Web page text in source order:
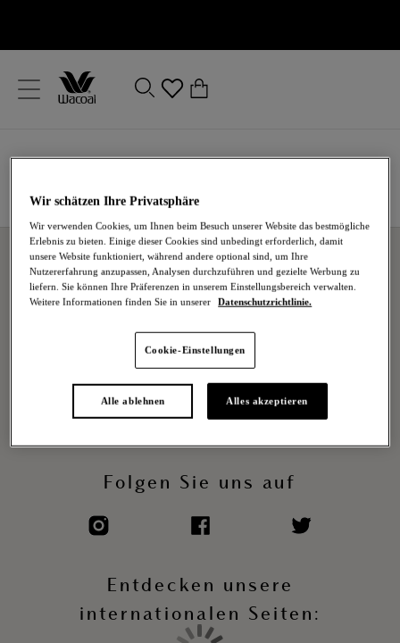
Schließen
Ihr Land
Bleiben Sie auf dem Laufenden
Melden Sie sich unten an, um E-Mails von Wacoal &
Erfahren Sie als Erster von unseren Neuzugängen,
exklusiven Wettbewerben und vielem mehr
ANMELDEN
Folgen Sie uns auf
Entdecken unsere
internationalen Seiten:
Wir schätzen Ihre Privatsphäre
Wir verwenden Cookies, um Ihnen beim Besuch unserer Website das bestmögliche
Erlebnis zu bieten. Einige dieser Cookies sind unbedingt erforderlich, damit
unsere Website funktioniert, während andere optional sind, um Ihre
Nutzererfahrung anzupassen, Analysen durchzuführen und gezielte Werbung zu
liefern. Sie können Ihre Präferenzen in unserem Einstellungsbereich verwalten.
Weitere Informationen finden Sie in unserer
Datenschutzrichtlinie.
Cookie-Einstellungen
Alle ablehnen Alles akzeptieren